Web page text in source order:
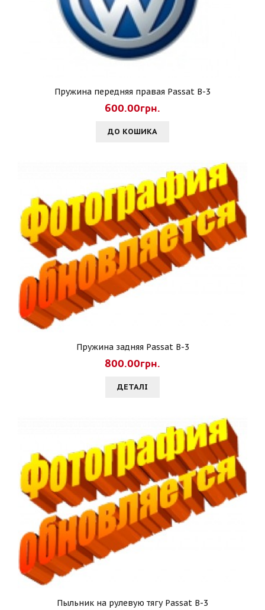
Пружина передняя правая Passat B-3
600.00грн.
ДО КОШИКА
Пружина задняя Passat B-3
800.00грн.
ДЕТАЛI
Пыльник на рулевую тягу Passat B-3